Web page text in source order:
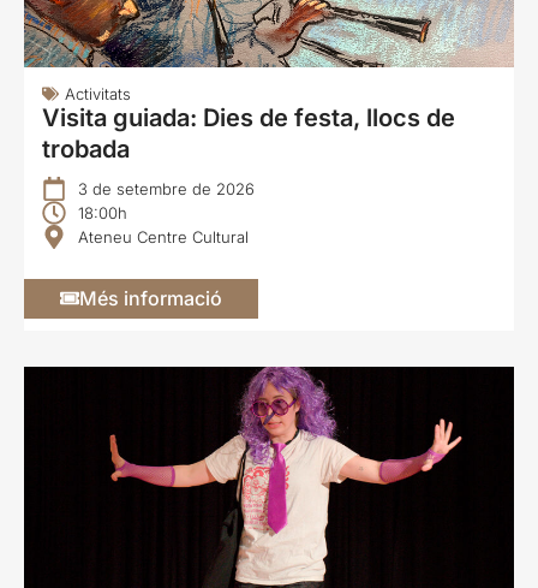
Activitats
Visita guiada: Dies de festa, llocs de
trobada
3 de setembre de 2026
18:00h
Ateneu Centre Cultural
Més informació